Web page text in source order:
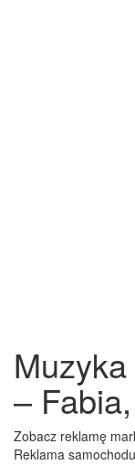
–
Zobacz reklamę
Reklama